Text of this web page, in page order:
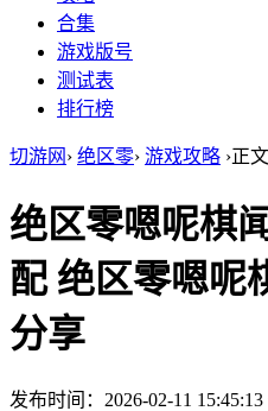
合集
游戏版号
测试表
排行榜
切游网 › 绝区零› 游戏攻略 ›正文
绝区零嗯呢棋
配 绝区零嗯呢
分享
发布时间：2026-02-11 15:45:13